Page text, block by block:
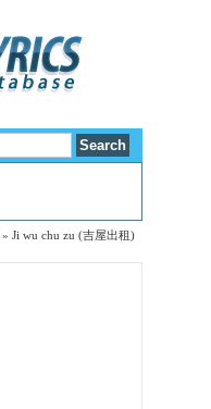
» Ji wu chu zu (吉屋出租)